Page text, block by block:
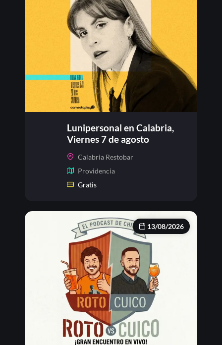
Lunipersonal en Calabria,
Viernes 7 de agosto
Calabria Restobar
Providencia
Gratis
13/08/2026